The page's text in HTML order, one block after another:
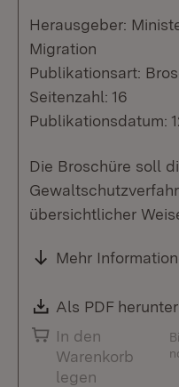
Herausgeber:
Migration
Publikationsart:
Seitenzahl: 16
Publikationsdatum:
Die Broschüre soll
übersichtlicher
Mehr
Download:
Als PDF
In den
Warenkorb
legen